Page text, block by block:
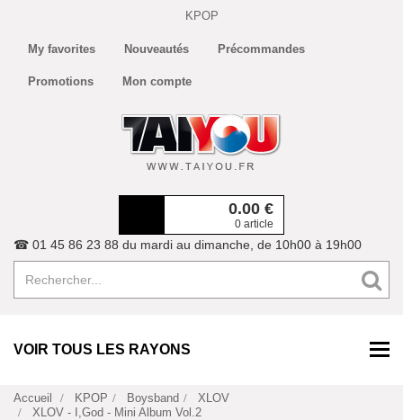
KPOP
My favorites Nouveautés Précommandes
Promotions Mon compte
0.00 €
0 article
☎ 01 45 86 23 88 du mardi au dimanche, de 10h00 à 19h00
VOIR TOUS LES RAYONS
Accueil KPOP Boysband
XLOV
XLOV - I,God - Mini Album Vol.2